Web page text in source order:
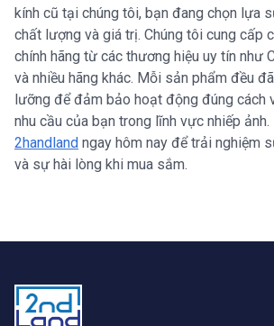
kính cũ tại chúng tôi, bạn đang chọn lựa
chất lượng và giá trị. Chúng tôi cung cấp
chính hãng từ các thương hiệu uy tín như
và nhiều hãng khác. Mỗi sản phẩm đều
lưỡng để đảm bảo hoạt động đúng cách
nhu cầu của bạn trong lĩnh vực nhiếp
2handland ngay hôm nay để trải nghiệm
và sự hài lòng khi mua sắm.